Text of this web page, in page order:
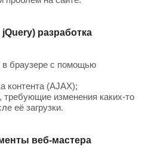
разработка
браузере с помощью
контента (AJAX);
изменения каких-то
её загрузки.
веб-мастера